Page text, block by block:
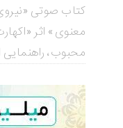
کتاب صوتی
معنوی» اثر
محبوب، راهنمایی